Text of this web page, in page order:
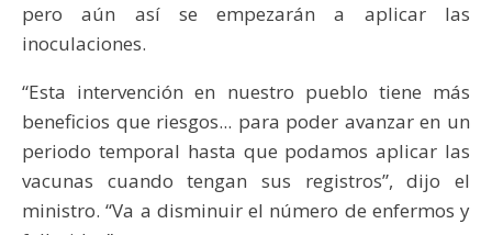
pero aún así se empezarán a aplicar las
inoculaciones.
“Esta intervención en nuestro pueblo tiene más
beneficios que riesgos... para poder avanzar en un
periodo temporal hasta que podamos aplicar las
vacunas cuando tengan sus registros”, dijo el
ministro. “Va a disminuir el número de enfermos y